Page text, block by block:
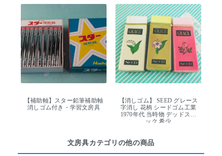
【補助軸】スター鉛筆補助軸
消しゴム付き・学習文房具
【消しゴム】 SEED グレース
字消し 花柄 シードゴム工業
1970年代 当時物 デッドスト
ック 希少
文房具カテゴリの他の商品